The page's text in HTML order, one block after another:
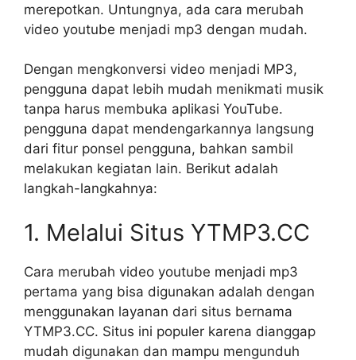
merepotkan. Untungnya, ada cara merubah
video youtube menjadi mp3 dengan mudah.
Dengan mengkonversi video menjadi MP3,
pengguna dapat lebih mudah menikmati musik
tanpa harus membuka aplikasi YouTube.
pengguna dapat mendengarkannya langsung
dari fitur ponsel pengguna, bahkan sambil
melakukan kegiatan lain. Berikut adalah
langkah-langkahnya:
1. Melalui Situs YTMP3.CC
Cara merubah video youtube menjadi mp3
pertama yang bisa digunakan adalah dengan
menggunakan layanan dari situs bernama
YTMP3.CC. Situs ini populer karena dianggap
mudah digunakan dan mampu mengunduh